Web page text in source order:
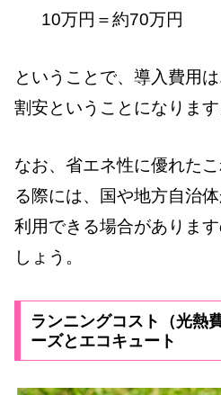
10万円＝約70万円
ということで、導入費用
割安ということになります
なお、省エネ性に優れた
る際には、国や地方自治
利用できる場合がありま
しょう。
ランニングコスト（光熱
ーズとエコキュート